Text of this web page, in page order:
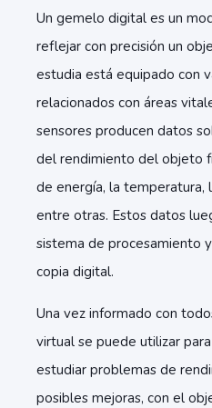
Un gemelo digital es un
reflejar con precisión un
estudia está equipado con
relacionados con áreas
sensores producen datos
del rendimiento del objeto
de energía, la temperatura,
entre otras. Estos datos
sistema de procesamiento
copia digital.
Una vez informado con
virtual se puede utilizar
estudiar problemas de
posibles mejoras, con el